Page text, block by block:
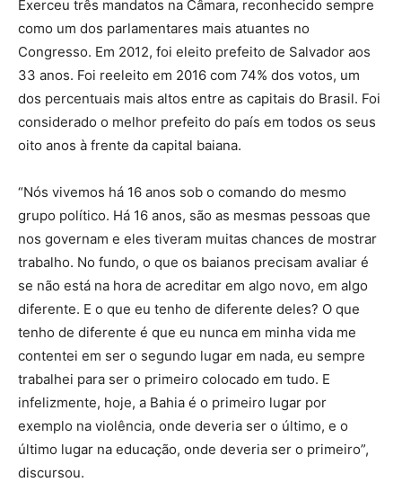
Exerceu três mandatos na Câmara, reconhecido sempre
como um dos parlamentares mais atuantes no
Congresso. Em 2012, foi eleito prefeito de Salvador aos
33 anos. Foi reeleito em 2016 com 74% dos votos, um
dos percentuais mais altos entre as capitais do Brasil. Foi
considerado o melhor prefeito do país em todos os seus
oito anos à frente da capital baiana.
“Nós vivemos há 16 anos sob o comando do mesmo
grupo político. Há 16 anos, são as mesmas pessoas que
nos governam e eles tiveram muitas chances de mostrar
trabalho. No fundo, o que os baianos precisam avaliar é
se não está na hora de acreditar em algo novo, em algo
diferente. E o que eu tenho de diferente deles? O que
tenho de diferente é que eu nunca em minha vida me
contentei em ser o segundo lugar em nada, eu sempre
trabalhei para ser o primeiro colocado em tudo. E
infelizmente, hoje, a Bahia é o primeiro lugar por
exemplo na violência, onde deveria ser o último, e o
último lugar na educação, onde deveria ser o primeiro”,
discursou.